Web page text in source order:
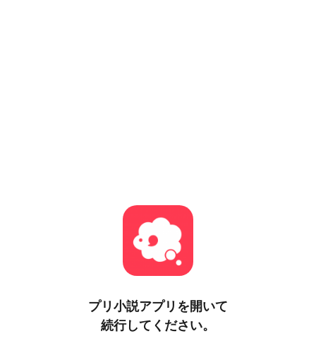
プリ小説アプリを開いて
続行してください。